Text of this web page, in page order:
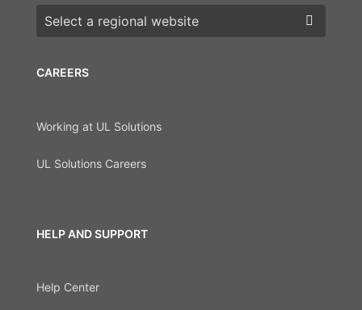
CAREERS
Working at UL Solutions
UL Solutions Careers
HELP AND SUPPORT
Help Center
Choose a region